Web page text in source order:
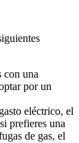
con una
por un
eléctrico, el
prefieres una
de gas, el